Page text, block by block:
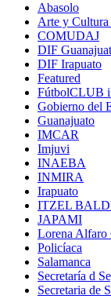
Abasolo
Arte y Cultura
COMUDAJ
DIF
DIF Irapuato
Featured
FútbolCLUB
Gobierno del
Guanajuato
IMCAR
Imjuvi
INAEBA
INMIRA
Irapuato
ITZEL
JAPAMI
Lorena Alfaro
Policíaca
Salamanca
Secretaría d
Secretaria de